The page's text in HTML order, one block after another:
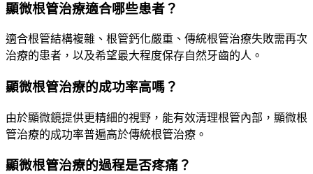
顯微根管治療適合哪些患者？
適合根管結構複雜、根管鈣化嚴重、傳統根管治療失敗需再次
治療的患者，以及希望最大程度保存自然牙齒的人。
顯微根管治療的成功率高嗎？
由於顯微鏡提供更精細的視野，能有效清理根管內部，顯微根
管治療的成功率普遍高於傳統根管治療。
顯微根管治療的過程是否疼痛？